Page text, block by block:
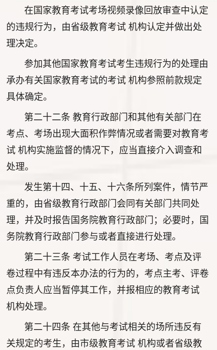
在国家教育考试考场视频录像回放审查中认定
的违规行为，由省级教育考试 机构认定并做出处
理决定。
参加其他国家教育考试考生违规行为的处理由
承办有关国家教育考试的考试 机构参照前款规定
具体确定。
第二十二条 教育行政部门和其他有关部门在
考点、考场出现大面积作弊情况或者需要对教育考
试 机构实施监督的情况下，应当直接介入调查和
处理。
发生第十四、十五、十六条所列案件，情节严
重的，由省级教育行政部门会同有关部门共同处
理，并及时报告国务院教育行政部门；必要时，国
务院教育行政部门参与或者直接进行处理。
第二十三条 考试工作人员在考场、考点及评
卷过程中有违反本办法的行为的，考点主考、评卷
点负责人应当暂停其工作，并报相应的教育考试
机构处理。
第二十四条 在其他与考试相关的场所违反有
关规定的考生，由市级教育考试 机构或者省级教